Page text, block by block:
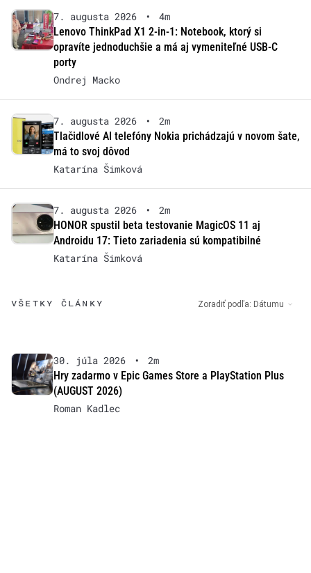
7. augusta 2026 •
4m
Lenovo ThinkPad X1 2-in-1: Notebook, ktorý si
opravíte jednoduchšie a má aj vymeniteľné USB-C
porty
Ondrej Macko
7. augusta 2026 •
2m
Tlačidlové AI telefóny Nokia prichádzajú v novom šate,
má to svoj dôvod
Katarína Šimková
7. augusta 2026 •
2m
HONOR spustil beta testovanie MagicOS 11 aj
Androidu 17: Tieto zariadenia sú kompatibilné
Katarína Šimková
VŠETKY ČLÁNKY Zoradiť podľa: Dátumu
30. júla 2026 •
2m
Hry zadarmo v Epic Games Store a PlayStation Plus
(AUGUST 2026)
Roman Kadlec